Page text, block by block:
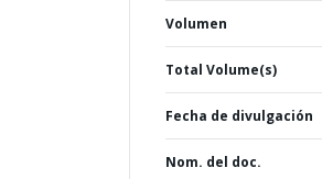
Volumen
Total Volume(s)
Fecha de divulgación
Nom. del doc.